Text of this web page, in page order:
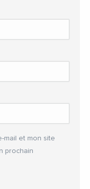
mail et mon site
prochain